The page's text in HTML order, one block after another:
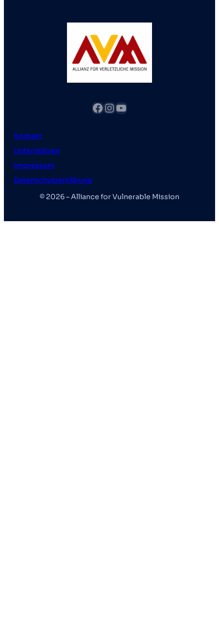
Facebook InstagramYouTube
Kontakt
Unterstützen
Impressum
Datenschutzerklärung
© 2026 – Alliance for Vulnerable Mission